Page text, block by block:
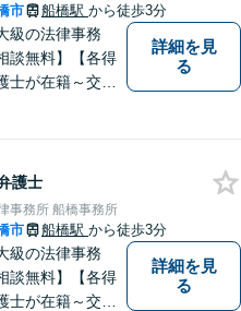
市 船橋駅 から徒歩3分
級の法律事務
談無料】【各得
士が在籍～交通
詳細を見
る
護士
事務所 船橋事務所
市 船橋駅 から徒歩3分
級の法律事務
談無料】【各得
士が在籍～交通
詳細を見
る